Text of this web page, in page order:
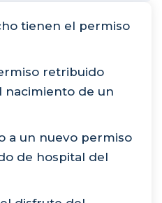
tienen el permiso
retribuido
de un
a un nuevo permiso
de hospital del